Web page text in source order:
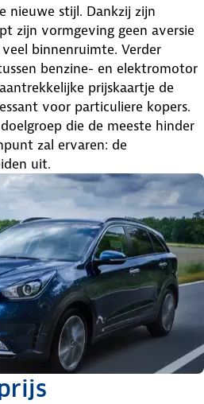
nieuwe stijl. Dankzij zijn
zijn vormgeving geen aversie
binnenruimte. Verder
benzine- en elektromotor
prijskaartje de
voor particuliere kopers.
die de meeste hinder
zal ervaren: de
uit.